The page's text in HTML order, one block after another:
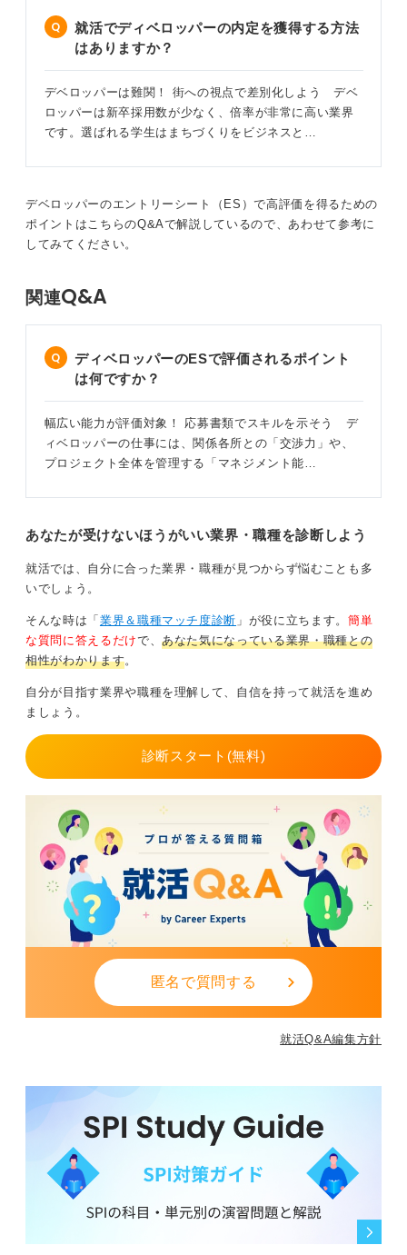
1
就活でディベロッパーの内定を獲得する方法
はありますか？
デベロッパーは難関！ 街への視点で差別化しよう デベ
ロッパーは新卒採用数が少なく、倍率が非常に高い業界
です。選ばれる学生はまちづくりをビジネスと…
デベロッパーのエントリーシート（ES）で高評価を得るための
ポイントはこちらのQ&Aで解説しているので、あわせて参考に
してみてください。
関連Q&A
ディベロッパーのESで評価されるポイント
は何ですか？
幅広い能力が評価対象！ 応募書類でスキルを示そう デ
ィベロッパーの仕事には、関係各所との「交渉力」や、
プロジェクト全体を管理する「マネジメント能…
あなたが受けないほうがいい業界・職種を診断しよう
就活では、自分に合った業界・職種が見つからず悩むことも多
いでしょう。
そんな時は「 業界＆職種マッチ度診断 」が役に立ちます。 簡単
な質問に答えるだけで、あなた気になっている業界・職種との
相性がわかります。
自分が目指す業界や職種を理解して、自信を持って就活を進め
ましょう。
診断スタート(無料)
匿名で質問する
就活Q&A編集方針